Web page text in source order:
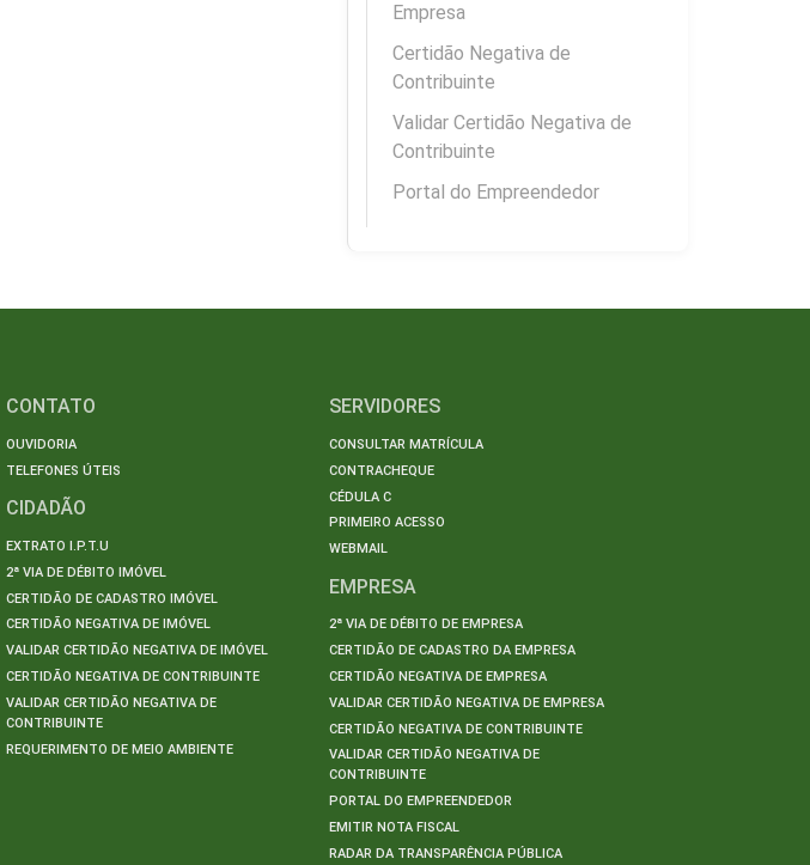
Empresa
Certidão Negativa de
Contribuinte
Validar Certidão Negativa de
Contribuinte
Portal do Empreendedor
CONTATO
OUVIDORIA
TELEFONES ÚTEIS
CIDADÃO
EXTRATO I.P.T.U
2ª VIA DE DÉBITO IMÓVEL
CERTIDÃO DE CADASTRO IMÓVEL
CERTIDÃO NEGATIVA DE IMÓVEL
VALIDAR CERTIDÃO NEGATIVA DE IMÓVEL
CERTIDÃO NEGATIVA DE CONTRIBUINTE
VALIDAR CERTIDÃO NEGATIVA DE
CONTRIBUINTE
REQUERIMENTO DE MEIO AMBIENTE
SERVIDORES
CONSULTAR MATRÍCULA
CONTRACHEQUE
CÉDULA C
PRIMEIRO ACESSO
WEBMAIL
EMPRESA
2ª VIA DE DÉBITO DE EMPRESA
CERTIDÃO DE CADASTRO DA EMPRESA
CERTIDÃO NEGATIVA DE EMPRESA
VALIDAR CERTIDÃO NEGATIVA DE EMPRESA
CERTIDÃO NEGATIVA DE CONTRIBUINTE
VALIDAR CERTIDÃO NEGATIVA DE
CONTRIBUINTE
PORTAL DO EMPREENDEDOR
EMITIR NOTA FISCAL
RADAR DA TRANSPARÊNCIA PÚBLICA